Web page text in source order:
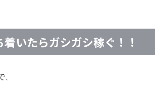
いたらガシガシ稼ぐ！！